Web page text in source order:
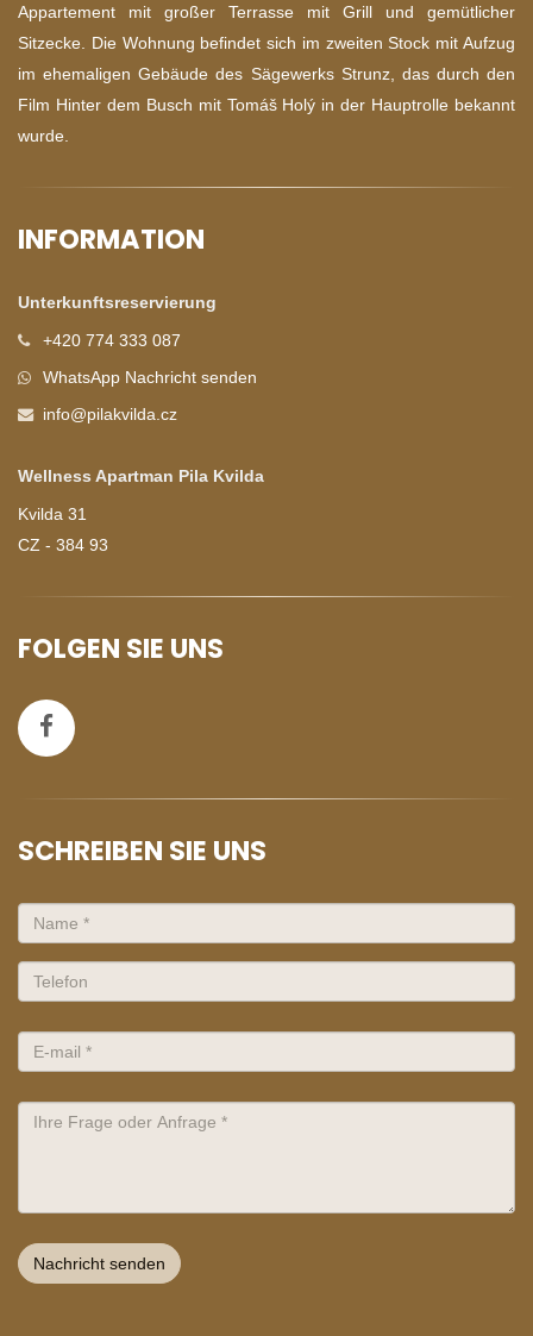
Appartement mit großer Terrasse mit Grill und gemütlicher
Sitzecke. Die Wohnung befindet sich im zweiten Stock mit Aufzug
im ehemaligen Gebäude des Sägewerks Strunz, das durch den
Film Hinter dem Busch mit Tomáš Holý in der Hauptrolle bekannt
wurde.
INFORMATION
Unterkunftsreservierung
+420 774 333 087
WhatsApp Nachricht senden
info@pilakvilda.cz
Wellness Apartman Pila Kvilda
Kvilda 31
CZ - 384 93
FOLGEN SIE UNS
SCHREIBEN SIE UNS